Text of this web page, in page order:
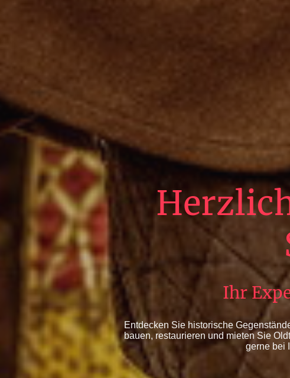
Ihr
Entdecken Sie historische
bauen, restaurieren und mieten Sie
gerne bei